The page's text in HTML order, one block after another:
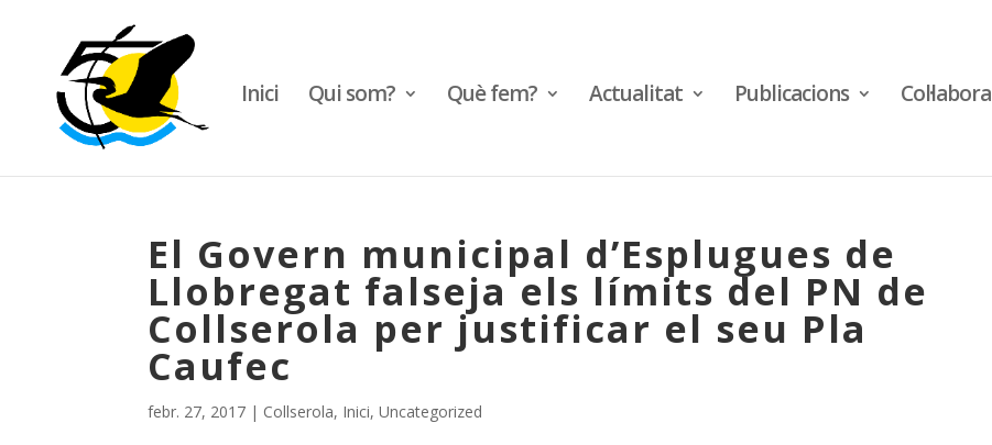
Inici Qui som? Què fem? Actualitat Publicacions Col·labora
El Govern municipal d’Esplugues de
Llobregat falseja els límits del PN de
Collserola per justificar el seu Pla
Caufec
febr. 27, 2017 | Collserola, Inici,Uncategorized